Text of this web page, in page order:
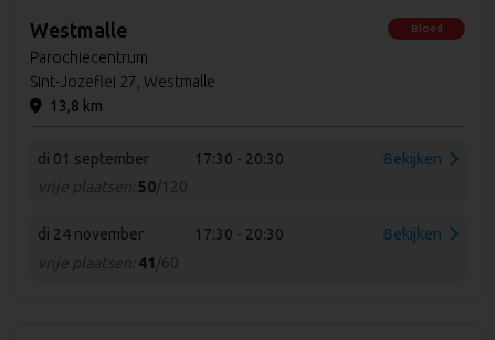
Westmalle
Parochiecentrum
Sint-Jozeflei 27, Westmalle
13,8 km
Bloed
di 01 september
17:30 - 20:30
vrije plaatsen: 50/120
Bekijken
di 24 november
17:30 - 20:30
vrije plaatsen: 41 /60
Bekijken